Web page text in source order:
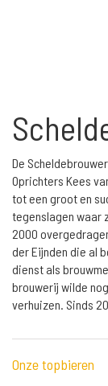
De
Oprichters Kees
tot een groot en
tegenslagen waar
2000
der Eijnden die al
dienst als
brouwerij wilde
verhuizen. Sinds
Onze topbieren